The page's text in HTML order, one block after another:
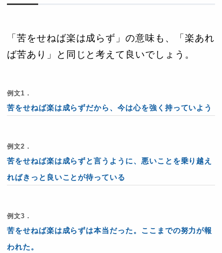
「苦をせねば楽は成らず」の意味も、「楽あれ
ば苦あり」と同じと考えて良いでしょう。
例文1．
苦をせねば楽は成らずだから、今は心を強く持っていよう
例文2．
苦をせねば楽は成らずと言うように、悪いことを乗り越え
ればきっと良いことが待っている
例文3．
苦をせねば楽は成らずは本当だった。ここまでの努力が報
われた。